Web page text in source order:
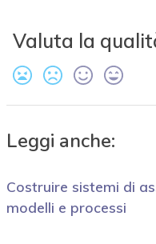
Valuta la
Leggi anche:
Costruire sistemi di
modelli e processi